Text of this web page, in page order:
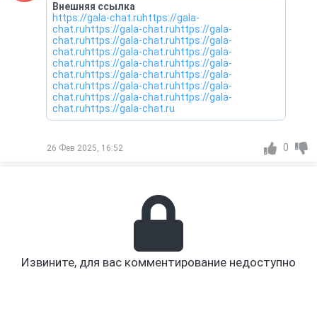
Внешняя ссылка
https://gala-chat.ruhttps://gala-
chat.ruhttps://gala-chat.ruhttps://gala-
chat.ruhttps://gala-chat.ruhttps://gala-
chat.ruhttps://gala-chat.ruhttps://gala-
chat.ruhttps://gala-chat.ruhttps://gala-
chat.ruhttps://gala-chat.ruhttps://gala-
chat.ruhttps://gala-chat.ruhttps://gala-
chat.ruhttps://gala-chat.ruhttps://gala-
chat.ruhttps://gala-chat.ru
26 Фев 2025, 16:52 0
Извините, для вас комментирование недоступно